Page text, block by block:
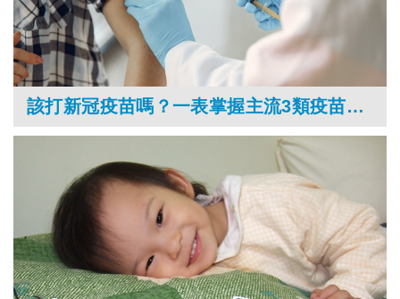
該打新冠疫苗嗎？一表掌握主流3類疫苗副作用、過敏反應與保護力！